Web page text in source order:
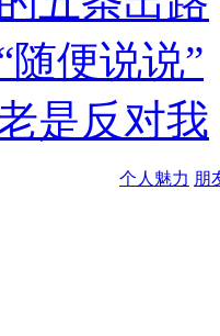
随便说说”
是反对我
个人魅力 朋